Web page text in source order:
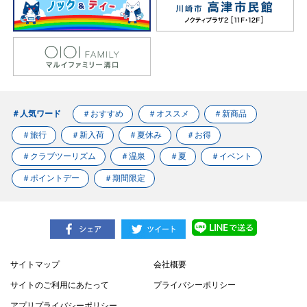
＃人気ワード ＃おすすめ ＃オススメ ＃新商品
＃旅行 ＃新入荷 ＃夏休み ＃お得
＃クラブツーリズム ＃温泉 ＃夏 ＃イベント
＃ポイントデー ＃期間限定
サイトマップ 会社概要
サイトのご利用にあたって プライバシーポリシー